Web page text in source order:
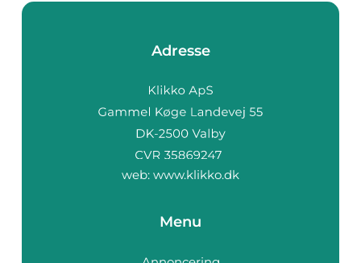
Adresse
web: www.klikko.dk
Menu